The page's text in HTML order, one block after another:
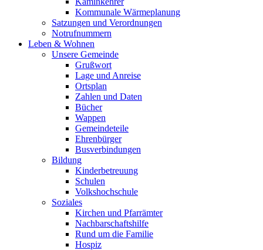
Kommunale Wärmeplanung
Satzungen und Verordnungen
Notrufnummern
Leben & Wohnen
Unsere Gemeinde
Grußwort
Lage und Anreise
Ortsplan
Zahlen und Daten
Bücher
Wappen
Gemeindeteile
Ehrenbürger
Busverbindungen
Bildung
Kinderbetreuung
Schulen
Volkshochschule
Soziales
Kirchen und Pfarrämter
Nachbarschaftshilfe
Rund um die Familie
Hospiz